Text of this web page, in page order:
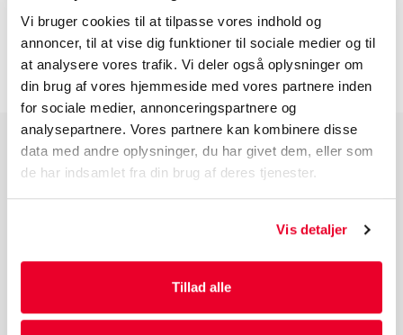
Vi bruger cookies til at tilpasse vores indhold og
annoncer, til at vise dig funktioner til sociale medier og til
at analysere vores trafik. Vi deler også oplysninger om
din brug af vores hjemmeside med vores partnere inden
for sociale medier, annonceringspartnere og
analysepartnere. Vores partnere kan kombinere disse
data med andre oplysninger, du har givet dem, eller som
de har indsamlet fra din brug af deres tjenester.
Vis detaljer
Tillad alle
INFORMATION FØR DU BESTILLLER
PRODUKTGRUPPER
Industri Emballage
Medicinsk Emballage